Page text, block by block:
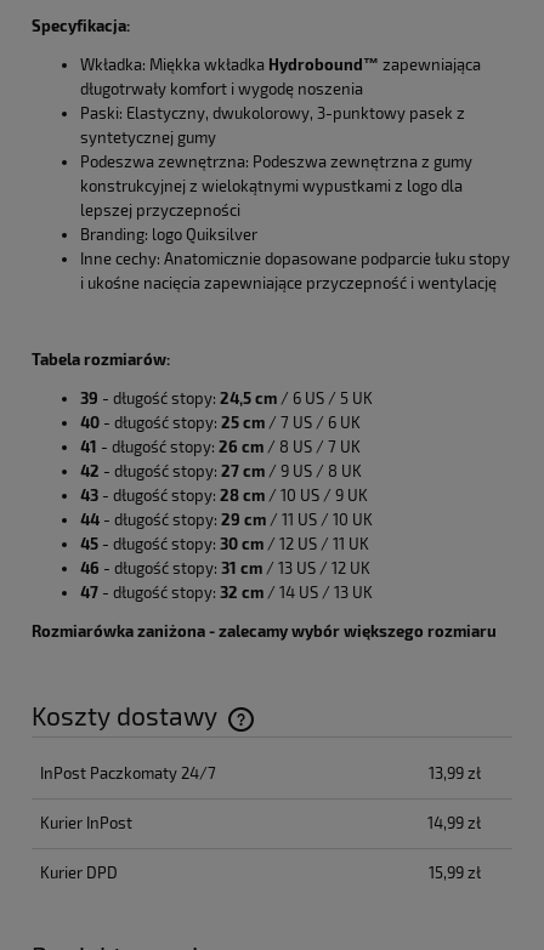
Specyfikacja:
Wkładka: Miękka wkładka Hydrobound™ zapewniająca
długotrwały komfort i wygodę noszenia
Paski: Elastyczny, dwukolorowy, 3-punktowy pasek z
syntetycznej gumy
Podeszwa zewnętrzna: Podeszwa zewnętrzna z gumy
konstrukcyjnej z wielokątnymi wypustkami z logo dla
lepszej przyczepności
Branding: logo Quiksilver
Inne cechy: Anatomicznie dopasowane podparcie łuku stopy
i ukośne nacięcia zapewniające przyczepność i wentylację
Tabela rozmiarów:
39 - długość stopy: 24,5 cm / 6 US / 5 UK
40 - długość stopy: 25 cm / 7 US / 6 UK
41 - długość stopy: 26 cm / 8 US / 7 UK
42 - długość stopy: 27 cm / 9 US / 8 UK
43 - długość stopy: 28 cm / 10 US / 9 UK
44 - długość stopy: 29 cm / 11 US / 10 UK
45 - długość stopy: 30 cm / 12 US / 11 UK
46 - długość stopy: 31 cm / 13 US / 12 UK
47 - długość stopy: 32 cm / 14 US / 13 UK
Rozmiarówka zaniżona - zalecamy wybór większego rozmiaru
Koszty dostawy
Cena nie zawiera ewentualnych kosztów płatności
InPost Paczkomaty 24/7 13,99 zł
Kurier InPost 14,99 zł
Kurier DPD 15,99 zł